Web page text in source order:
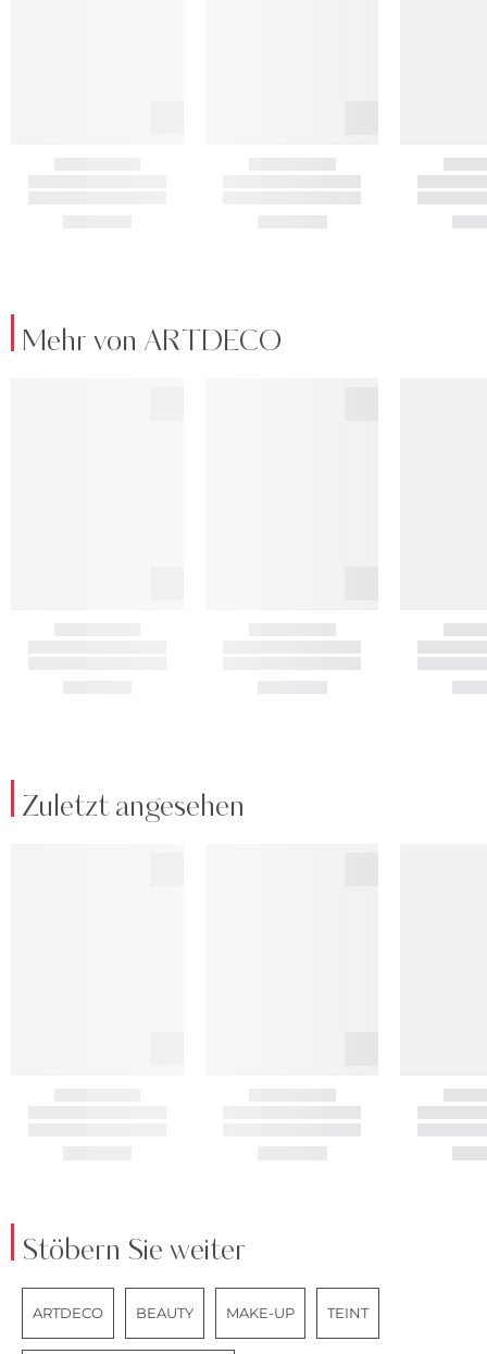
Mehr von ARTDECO
Zuletzt angesehen
Stöbern Sie weiter
ARTDECO BEAUTY MAKE-UP TEINT